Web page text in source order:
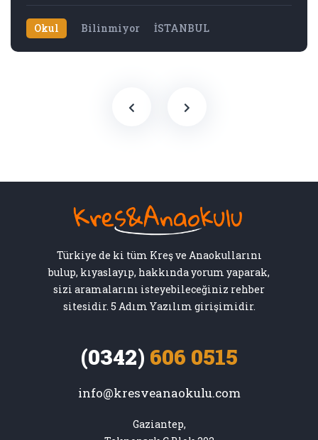
Okul Bilinmiyor İSTANBUL
Türkiye de ki tüm Kreş ve Anaokullarını
bulup, kıyaslayıp, hakkında yorum yaparak,
sizi aramalarını isteyebileceğiniz rehber
sitesidir. 5 Adım Yazılım girişimidir.
(0342) 606 0515
info@kresveanaokulu.com
Gaziantep,